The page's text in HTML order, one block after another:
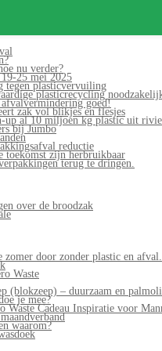
nu verder?
25 mei 2025
tegen plasticvervuiling
plasticrecycling
goed!
zak vol blikjes en flesjes
up al 10 miljoen kg plastic uit
bij Jumbo
reductie
toekomst zijn herbruikbaar
terug te dringen.
over de broodzak
zomer door zonder plastic en afval.
Waste
(blokzeep) – duurzaam en
je mee?
Waste Cadeau Inspiratie voor
waarom?